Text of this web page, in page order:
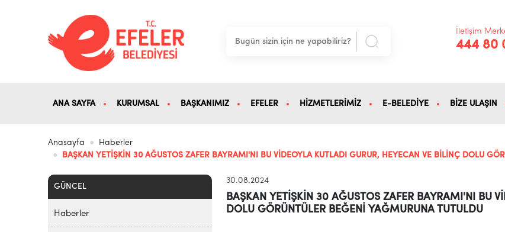
İletişim
444 80
ANA SAYFA KURUMSAL BAŞKANIMIZ EFELER HİZMETLERİMİZ E-BELEDİYE BİZE ULAŞIN
Anasayfa
Haberler
BAŞKAN YETİŞKİN 30 AĞUSTOS ZAFER BAYRAMI'NI BU VİDEOYLA KUTLADI GURUR, HEYECAN VE BİLİNÇ DOLU
GÜNCEL
Haberler
30.08.2024
BAŞKAN YETİŞKİN 30 AĞUSTOS ZAFER BAYRAMI'NI BU
DOLU GÖRÜNTÜLER BEĞENİ YAĞMURUNA TUTULDU